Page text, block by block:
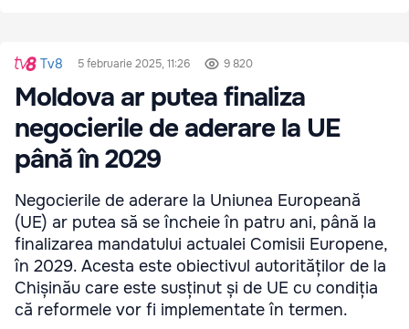
Tv8 5 februarie 2025, 11:26 9 820
Moldova ar putea finaliza
negocierile de aderare la UE
până în 2029
Negocierile de aderare la Uniunea Europeană
(UE) ar putea să se încheie în patru ani, până la
finalizarea mandatului actualei Comisii Europene,
în 2029. Acesta este obiectivul autorităților de la
Chișinău care este susținut și de UE cu condiția
că reformele vor fi implementate în termen.